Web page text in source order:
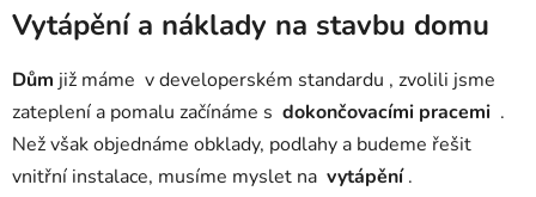
Vytápění a náklady na stavbu domu
Dům již máme v developerském standardu , zvolili jsme
zateplení a pomalu začínáme s dokončovacími pracemi .
Než však objednáme obklady, podlahy a budeme řešit
vnitřní instalace, musíme myslet na vytápění .